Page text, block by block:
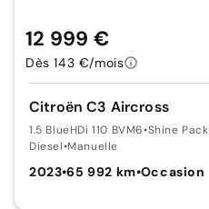
Citroën C3 Aircross
1.5 BlueHDi 110 BVM6•Shine Pack
Diesel•Manuelle
2023•65 992 km•Occasion
12 999 €
Dès 143 €/mois